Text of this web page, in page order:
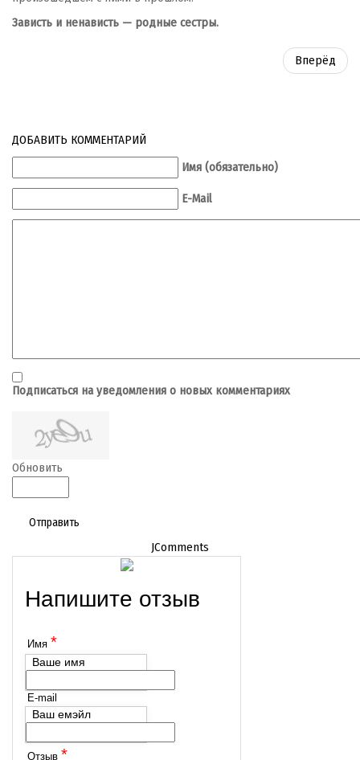
Зависть и ненависть — родные сестры.
Вперёд
ДОБАВИТЬ КОММЕНТАРИЙ
Имя (обязательно)
E-Mail
Подписаться на уведомления о новых комментариях
Обновить
Отправить
JComments
Напишите отзыв
Имя *
Ваше имя
E-mail
Ваш емэйл
Отзыв *